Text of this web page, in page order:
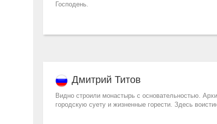
Господень.
Дмитрий Титов
Видно строили монастырь с основательностью.
городскую суету и жизненные горести. Здесь